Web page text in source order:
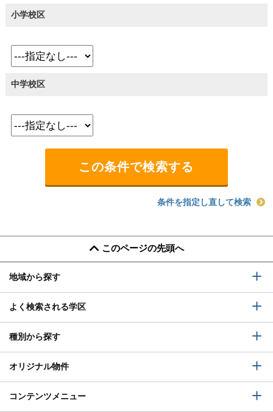
小学校区
中学校区
条件を指定し直して検索
このページの先頭へ
地域から探す
よく検索される学区
種別から探す
オリジナル物件
コンテンツメニュー